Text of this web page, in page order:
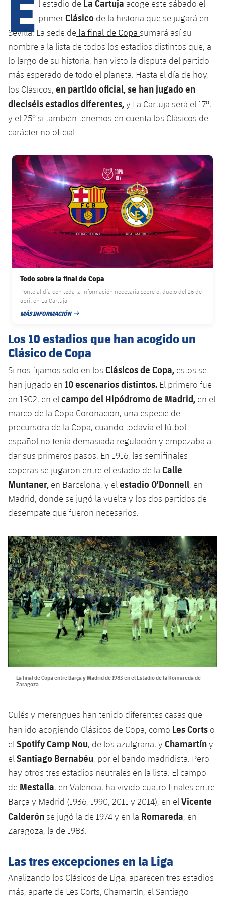
plusicon
más
Instalaciones
Spotify Camp Nou
Palau Blaugrana
Barça Cafe
Ciutat Esportiva
La Masia
plusicon
más
Servicios
Servicios Médicos
Accesibilidad
plusicon
más
Acreditaciones
Instalaciones
SUB13
SUB12
SUB11 A
SUB11 B
SUB10 A
SUB9 A
SUB9 B
SUB8 A
SUB13 B
SUB12 C
SUB11 C
Gameday Shows
Resultados
Clasificación
Jugadores
Historia
Palmarés
Base
Barça Atlètic
Cadete A
Cadete B
Infantil A
Infantil B
Mini
Campus Verano
PLUSICON
MÁS
Primer Equipo
plusicon
más
Calendario
Entradas
Resultados
Clasificaciones
Jugadores
Fotos
Historia
Barça Atlètic
plusicon
más
Calendario
Resultados
Clasificaciones
Jugadores
Fotos
Base
plusicon
más
Juvenil
Cadete A
Cadete B
Infantil B
Primer equipo
plusicon
más
Actualidad
Calendario
Resultados
Clasificaciones
Fotos
Palmarés
Historia
Barça Atlètic
plusicon
más
Actualidad
Jugadores
Base
plusicon
más
Actualidad
Juvenil
Cadete
Alevín
Campus Verano
Primer equipo
Calendario
Entradas
Resultados
Clasificaciones
Jugadores
Fotos
Barça Atlètic
plusicon
más
Actualidad
Calendario
Resultados
Jugadores
Clasificaciones
Base
Actualidad
Barça C
Junior
Juvenil
Infantil
Alevín
Campus Verano
PLUSICON
Información general
plusicon
más
Noticias
Atletismo
plusicon
más
Actualidad
Masculino
Femenino
Agenda
Baloncesto en silla de ruedas
plusicon
más
Jugadores
Calendario
Resultados
Clasificaciones
Actualidad
Jugadores
Calendario
Resultados
Clasificaciones
Hockey hierba
plusicon
más
Noticias
Hockey Hierba Masculino
Hockey Hierba Femenino
Patinaje artístico
plusicon
más
Actualidad
Plantilla
Agenda
Escuela de Patinaje
Rugby
plusicon
más
Jugadores
Resultados
Clasificaciones
Fotos
plusicon
más
Noticias
Voleibol masculino
Voleibol femenino
Apúntate a las amateurs
Apúntate a las amateurs
Carnet de las Secciones Amateurs
PLUSICON
MÁS
League of Legends
VALORANT Rising
VALORANT Game Changers
eFootball
l estadio de La Cartuja acoge este sábado el
primer Clásico de la historia que se jugará en
Sevilla. La sede de la final de Copa sumará así su
nombre a la lista de todos los estadios distintos que, a
lo largo de su historia, han visto la disputa del partido
más esperado de todo el planeta. Hasta el día de hoy,
los Clásicos, en partido oficial, se han jugado en
dieciséis estadios diferentes, y La Cartuja será el 17º,
y el 25º si también tenemos en cuenta los Clásicos de
carácter no oficial.
FC Barcelona club badge
Todo sobre la final de Copa
Ponte al día con toda la información necesaria sobre el duelo del 26 de
abril en La Cartuja
MÁS INFORMACIÓN
FECHA DE PUBLICACIÓN
Los 10 estadios que han acogido un
Clásico de Copa
Si nos fijamos solo en los Clásicos de Copa, estos se
han jugado en 10 escenarios distintos. El primero fue
en 1902, en el campo del Hipódromo de Madrid, en el
marco de la Copa Coronación, una especie de
precursora de la Copa, cuando todavía el fútbol
español no tenía demasiada regulación y empezaba a
dar sus primeros pasos. En 1916, las semifinales
coperas se jugaron entre el estadio de la Calle
Muntaner, en Barcelona, ​​y el estadio O’Donnell, en
Madrid, donde se jugó la vuelta y los dos partidos de
desempate que fueron necesarios.
La final de Copa entre Barça y Madrid de 1983 en el Estadio de la Romareda de
Zaragoza
Culés y merengues han tenido diferentes casas que
han ido acogiendo Clásicos de Copa, como Les Corts o
el Spotify Camp Nou, de los azulgrana, y Chamartíny
el Santiago Bernabéu, por el bando madridista. Pero
hay otros tres estadios neutrales en la lista. El campo
de Mestalla, en Valencia, ha vivido cuatro finales entre
Barça y Madrid (1936, 1990, 2011 y 2014), en el Vicente
Calderón se jugó la de 1974 y en la Romareda, en
Zaragoza, la de 1983.
Las tres excepciones en la Liga
Analizando los Clásicos de Liga, aparecen tres estadios
más, aparte de Les Corts, Chamartín, el Santiago